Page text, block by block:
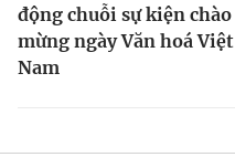
động chuỗi sự kiện chào
mừng ngày Văn hoá Việt
Nam